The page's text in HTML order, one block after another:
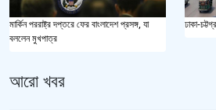
মার্কিন পররাষ্ট্র দপ্তরে ফের বাংলাদেশ প্রসঙ্গ, যা
বললেন মুখপাত্র
ঢাকা-
আরো খবর